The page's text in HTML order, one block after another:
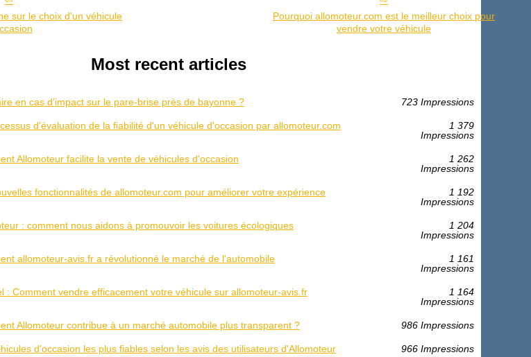
sur le choix d'un véhicule
Pourquoi allomoteur.com est le meilleur choix pour
vendre votre véhicule
Most recent articles
en cas d’impact sur le pare-brise près de bayonne ? 723 Impressions
d'évaluation de la fiabilité d'un véhicule d'occasion par allomoteur.com
1 379
Impressions
Allomoteur facilite la vente de véhicules d'occasion
1 262
Impressions
fonctionnalités de allomoteur.com pour améliorer votre expérience
1 192
Impressions
: comment nous aidons à promouvoir les voitures écologiques
1 204
Impressions
allomoteur-avis.fr a révolutionné le marché de l'automobile
1 161
Impressions
: Comment vendre efficacement votre véhicule sur allomoteur-avis.fr
1 164
Impressions
Allomoteur contribue à un marché automobile plus transparent ? 986 Impressions
d'occasion les plus fiables selon les avis des utilisateurs d'Allomoteur 966 Impressions